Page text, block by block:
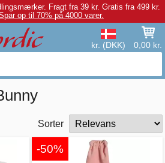
Fragt fra 39 kr. Gratis fra 499 kr.
op til 70% på 4000 varer.
kr. (DKK) 0,00 kr.
Sorter
-50%